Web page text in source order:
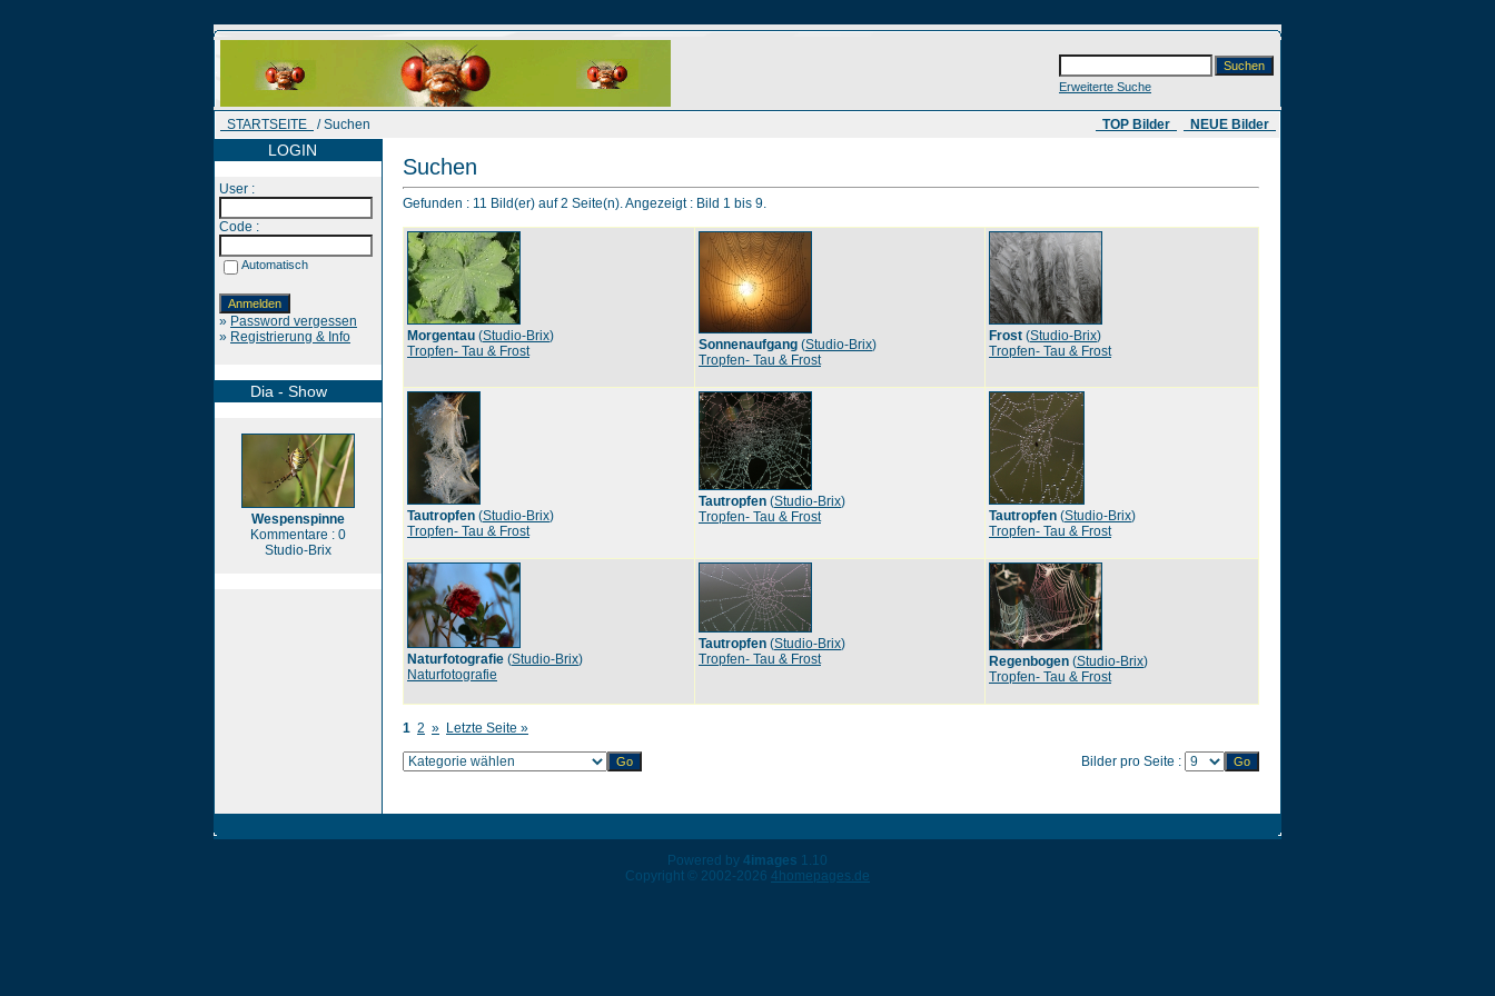
Erweiterte Suche
STARTSEITE / Suchen ​ TOP Bilder NEUE Bilder
LOGIN
User :
Code :
Automatisch
» Password vergessen
» Registrierung & Info
Dia - Show
Wespenspinne
Kommentare : 0
Studio-Brix
Suchen
Gefunden : 11 Bild(er) auf 2 Seite(n). Angezeigt : Bild 1 bis 9.
Morgentau (Studio-Brix)
Tropfen- Tau & Frost
Sonnenaufgang (Studio-Brix)
Tropfen- Tau & Frost
Frost (Studio-Brix)
Tropfen- Tau & Frost
Tautropfen (Studio-Brix)
Tropfen- Tau & Frost
Tautropfen (Studio-Brix)
Tropfen- Tau & Frost
Tautropfen (Studio-Brix)
Tropfen- Tau & Frost
Naturfotografie (Studio-Brix)
Naturfotografie
Tautropfen (Studio-Brix)
Tropfen- Tau & Frost
Regenbogen (Studio-Brix)
Tropfen- Tau & Frost
1 2 » Letzte Seite »
Bilder pro Seite :
Powered by 4images 1.10
Copyright © 2002-2026 4homepages.de